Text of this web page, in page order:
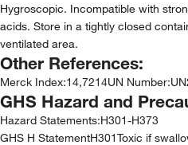
Hygroscopic. Incompatible with
acids. Store in a tightly closed
ventilated area.
Other References:
Merck Index:14,7214UN Number:
GHS Hazard and
Hazard Statements:H301-H373
GHS H StatementH301Toxic if